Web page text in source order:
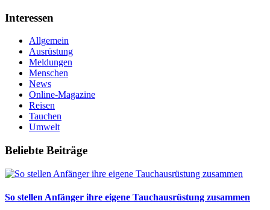
Interessen
Allgemein
Ausrüstung
Meldungen
Menschen
News
Online-Magazine
Reisen
Tauchen
Umwelt
Beliebte Beiträge
So stellen Anfänger ihre eigene Tauchausrüstung zusammen